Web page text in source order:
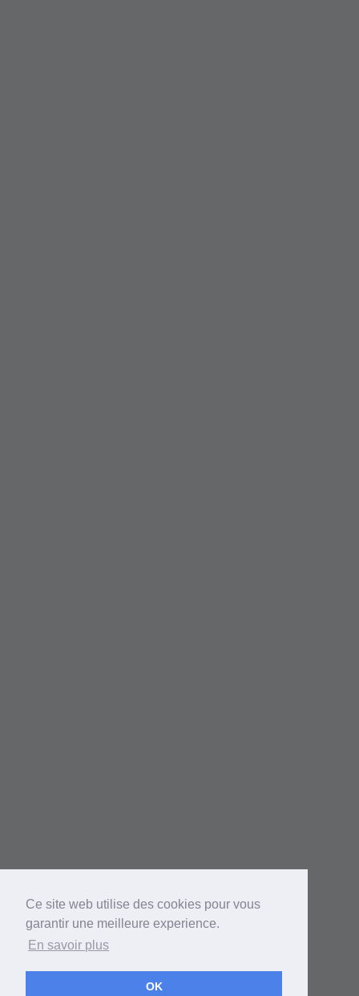
Ce site web utilise des cookies pour vous
garantir une meilleure experience.
En savoir plus
OK